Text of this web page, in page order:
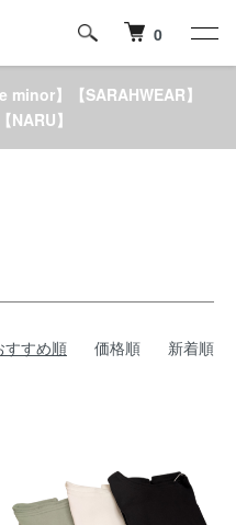
0
】【SARAHWEAR】
NARU】
すすめ順 価格順 新着順